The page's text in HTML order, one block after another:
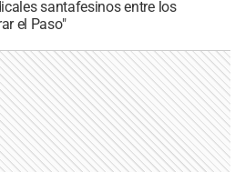
santafesinos entre los
el Paso"